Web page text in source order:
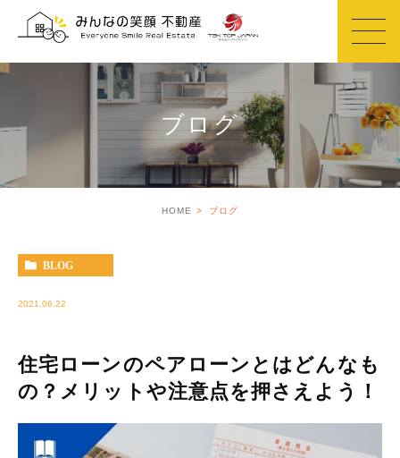
ブログ
HOME ブログ
BLOG
2021.06.22
住宅ローンのペアローンとはどんなも
の？メリットや注意点を押さえよう！